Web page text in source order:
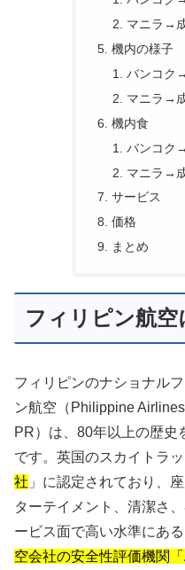
マニラ→
機内の様子
バンコク
マニラ→
機内食
バンコク
マニラ→
サービス
価格
まとめ
フィリピン航空
フィリピンのナショナル
ン航空（Philippine
PR）は、80年以上の歴史
です。英国のスカイトラ
社 」に認定されており、
ターテイメント、清潔さ
ービス面で高い水準にあ
空会社の安全性評価機関